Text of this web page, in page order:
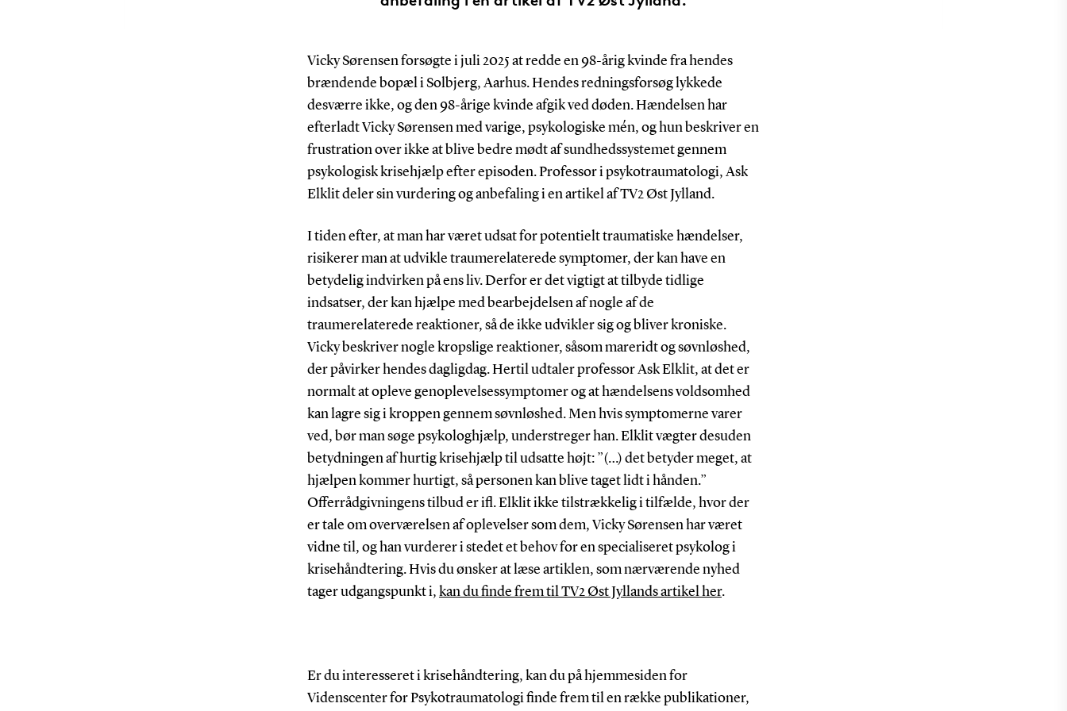
Vicky Sørensen forsøgte i juli 2025 at redde en 98-årig kvinde fra hendes
brændende bopæl i Solbjerg, Aarhus. Hendes redningsforsøg lykkede
desværre ikke, og den 98-årige kvinde afgik ved døden. Hændelsen har
efterladt Vicky Sørensen med varige, psykologiske mén, og hun beskriver en
frustration over ikke at blive bedre mødt af sundhedssystemet gennem
psykologisk krisehjælp efter episoden. Professor i psykotraumatologi, Ask
Elklit deler sin vurdering og anbefaling i en artikel af TV2 Øst Jylland.
I tiden efter, at man har været udsat for potentielt traumatiske hændelser,
risikerer man at udvikle traumerelaterede symptomer, der kan have en
betydelig indvirken på ens liv. Derfor er det vigtigt at tilbyde tidlige
indsatser, der kan hjælpe med bearbejdelsen af nogle af de
traumerelaterede reaktioner, så de ikke udvikler sig og bliver kroniske.
Vicky beskriver nogle kropslige reaktioner, såsom mareridt og søvnløshed,
der påvirker hendes dagligdag. Hertil udtaler professor Ask Elklit, at det er
normalt at opleve genoplevelsessymptomer og at hændelsens voldsomhed
kan lagre sig i kroppen gennem søvnløshed. Men hvis symptomerne varer
ved, bør man søge psykologhjælp, understreger han.Elklit vægter desuden
betydningen af hurtig krisehjælp til udsatte højt: ”(…) det betyder meget, at
hjælpen kommer hurtigt, så personen kan blive taget lidt i hånden.”
Offerrådgivningens tilbud er ifl. Elklit ikke tilstrækkelig i tilfælde, hvor der
er tale om overværelsen af oplevelser som dem, Vicky Sørensen har været
vidne til, og han vurderer i stedet et behov for en specialiseret psykolog i
krisehåndtering. Hvis du ønsker at læse artiklen, som nærværende nyhed
tager udgangspunkt i, kan du finde frem til TV2 Øst Jyllands artikel her.
Er du interesseret i krisehåndtering, kan du på hjemmesiden for
Videnscenter for Psykotraumatologi finde frem til en række publikationer,